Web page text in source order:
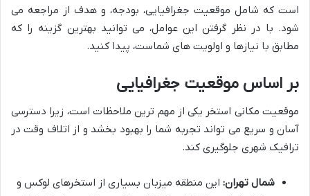
است که شامل موقعیت جغرافیایی، بودجه، و هدف از مراجعه می
شود. با در نظر گرفتن این عوامل، می توانید بهترین گزینه را که
مطابق با نیازها و اولویت های شماست، پیدا کنید.
بر اساس موقعیت جغرافیایی
موقعیت مکانی استخر یکی از مهم ترین ملاحظات است، زیرا دسترسی
آسان و سریع می تواند تجربه شما را بهبود بخشد و از اتلاف وقت در
ترافیک شهری جلوگیری کند.
شمال تهران: این منطقه میزبان بسیاری از استخرهای لوکس و